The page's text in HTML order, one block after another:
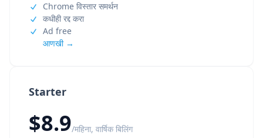
Starter
$8.9/महिना, वार्षिक बिलिंग
Chrome विस्तार समर्थन
कधीही रद्द करा
Ad free
आणखी →